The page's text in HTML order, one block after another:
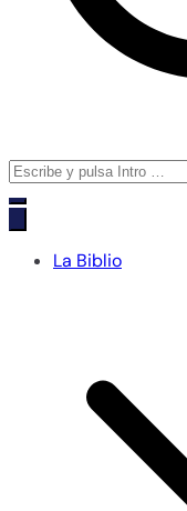
Buscar:
La Biblio